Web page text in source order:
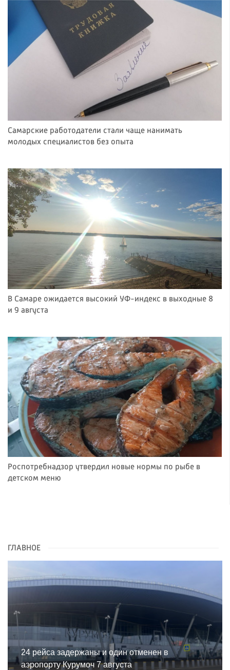
Самарские работодатели стали чаще нанимать
молодых специалистов без опыта
В Самаре ожидается высокий УФ-индекс в выходные 8
и 9 августа
Роспотребнадзор утвердил новые нормы по рыбе в
детском меню
ГЛАВНОЕ
24 рейса задержаны и один отменен в
аэропорту Курумоч 7 августа